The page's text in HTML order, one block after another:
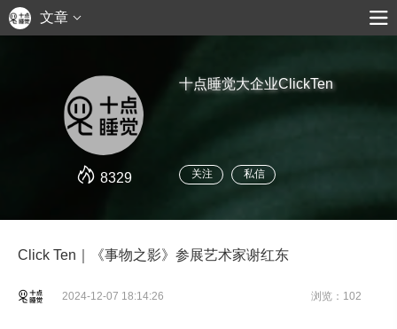
文章
8329
十点睡觉大企业ClickTen
关注 私信
Click Ten｜《事物之影》参展艺术家谢红东
2024-12-07 18:14:26 浏览：102